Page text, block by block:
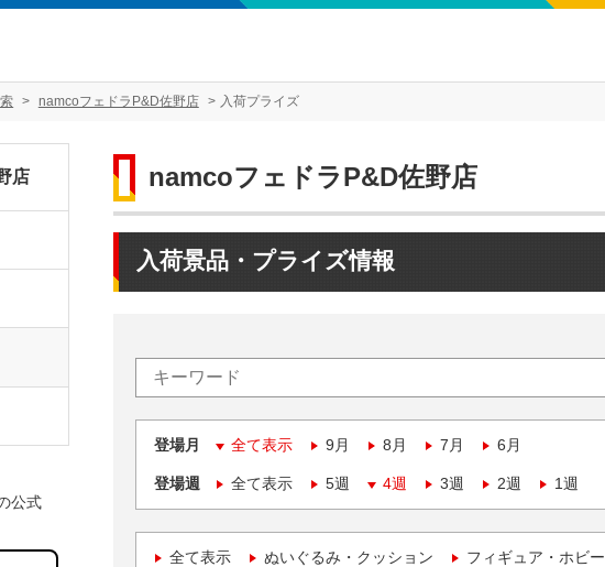
namcoフェドラP&D佐野店 入荷プライズ
namcoフェドラP&D佐野店
入荷景品・プライズ情報
登場月 全て表示 9月 8月 7月 6月
登場週 全て表示 5週 4週 3週 2週 1週
全て表示 ぬいぐるみ・クッション フィギュア・ホビー
店
公式